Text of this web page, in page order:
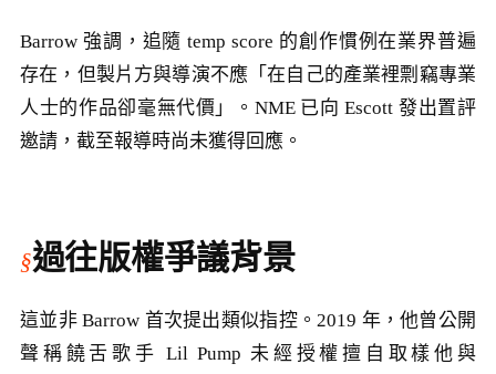
Barrow 強調，追隨 temp score 的創作慣例在業界普遍
存在，但製片方與導演不應「在自己的產業裡剽竊專業
人士的作品卻毫無代價」。NME 已向 Escott 發出置評
邀請，截至報導時尚未獲得回應。
過往版權爭議背景
這並非 Barrow 首次提出類似指控。2019 年，他曾公開
聲稱饒舌歌手 Lil Pump 未經授權擅自取樣他與